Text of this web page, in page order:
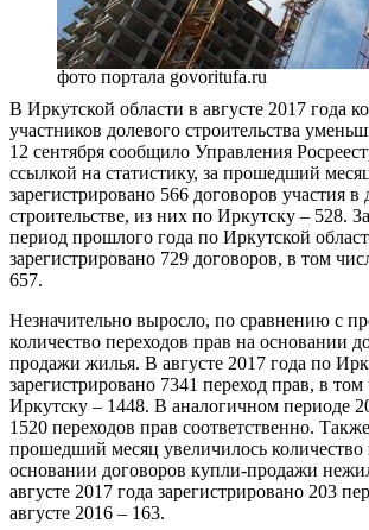
фото портала govoritufa.ru
В Иркутской области в августе 2017 года
участников долевого строительства
12 сентября сообщило Управления
ссылкой на статистику, за прошедший
зарегистрировано 566 договоров участия в
строительстве, из них по Иркутску – 528.
период прошлого года по Иркутской
зарегистрировано 729 договоров, в том
657.
Незначительно выросло, по сравнению с
количество переходов прав на основании
продажи жилья. В августе 2017 года по
зарегистрировано 7341 переход прав, в
Иркутску – 1448. В аналогичном периоде
1520 переходов прав соответственно.
прошедший месяц увеличилось количество
основании договоров купли-продажи
августе 2017 года зарегистрировано 203
августе 2016 – 163.